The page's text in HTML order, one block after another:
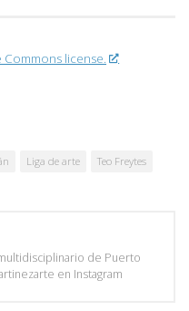
Commons license.
Liga de arte Teo Freytes
de Puerto
en Instagram